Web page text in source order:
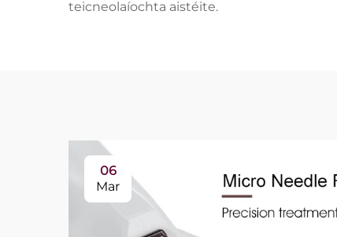
teicneolaíochta aistéite.
06
Mar